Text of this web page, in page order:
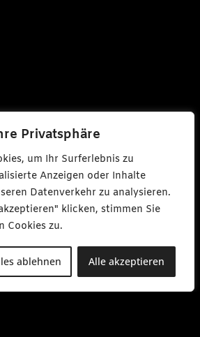
Privatsphäre
um Ihr Surferlebnis zu
Anzeigen oder Inhalte
Datenverkehr zu analysieren.
klicken, stimmen Sie
Cookies zu.
ablehnen Alle akzeptieren